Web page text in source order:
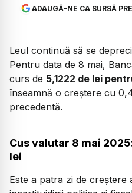
ADAUGĂ-NE CA SURSĂ
Leul continuă să se
Pentru data de 8 mai,
curs de 5,1222 de lei
înseamnă o creștere cu
precedentă.
Cus valutar 8 mai
lei
Este a patra zi de